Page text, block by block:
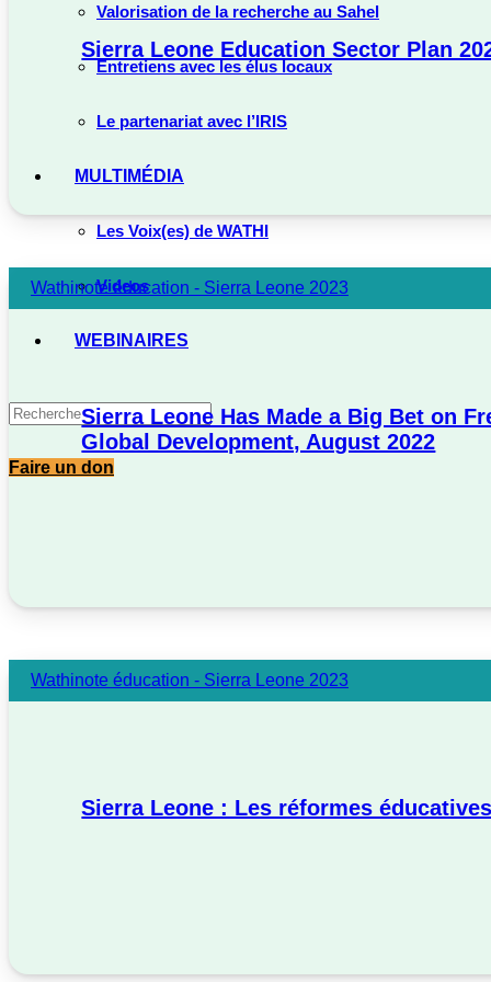
Valorisation de la recherche au Sahel
Entretiens avec les élus locaux
Le partenariat avec l’IRIS
MULTIMÉDIA
Les Voix(es) de WATHI
Videos
WEBINAIRES
Faire un don
Sierra Leone Education Sector Plan
Wathinote éducation - Sierra Leone 2023
Sierra Leone Has Made a Big Bet on
Global Development, August 2022
Wathinote éducation - Sierra Leone 2023
Sierra Leone : Les réformes